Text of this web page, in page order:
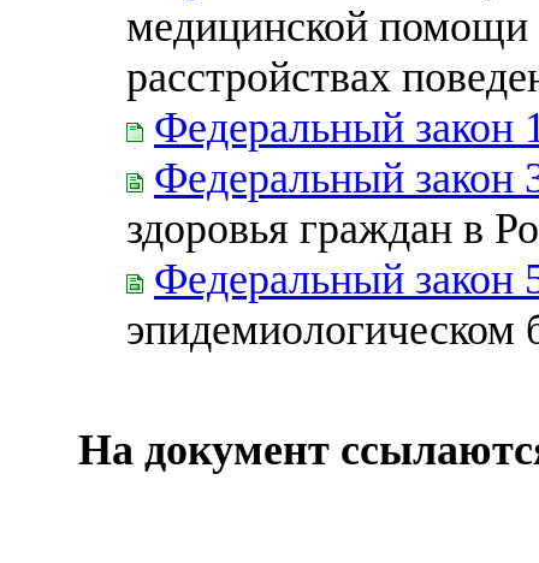
медицинской помощи
расстройствах
Федеральный закон
Федеральный закон
здоровья граждан в
Федеральный закон
эпидемиологическом
На документ